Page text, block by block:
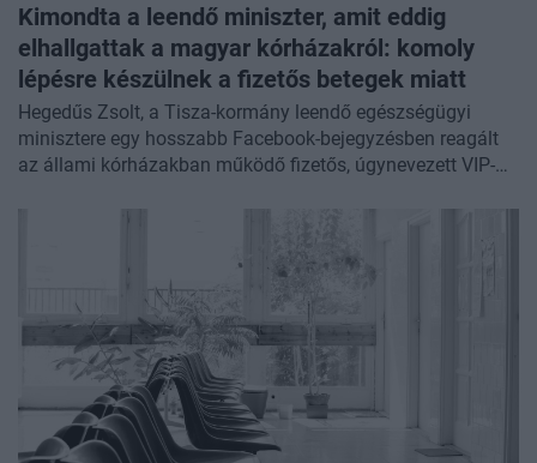
Kimondta a leendő miniszter, amit eddig
elhallgattak a magyar kórházakról: komoly
lépésre készülnek a fizetős betegek miatt
Hegedűs Zsolt, a Tisza-kormány leendő egészségügyi
minisztere egy hosszabb Facebook-bejegyzésben reagált
az állami kórházakban működő fizetős, úgynevezett VIP-